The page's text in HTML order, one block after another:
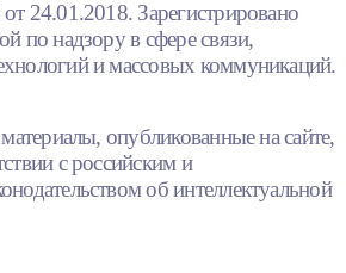
24.01.2018. Зарегистрировано
по надзору в сфере связи,
и массовых коммуникаций.
опубликованные на сайте,
с российским и
об интеллектуальной